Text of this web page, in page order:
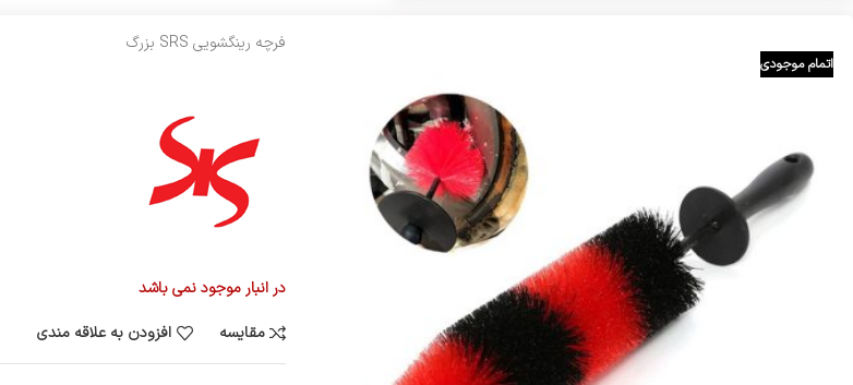
اتمام موجودی
فرچه رینگشویی SRS بزرگ
در انبار موجود نمی باشد
مقایسه
افزودن به علاقه مندی